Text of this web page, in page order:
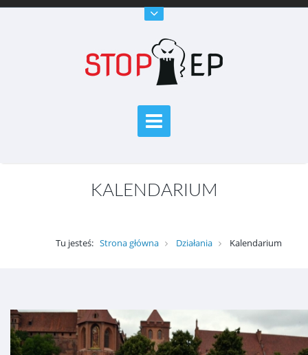
KALENDARIUM
Tu jesteś: Strona główna Działania Kalendarium